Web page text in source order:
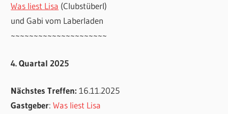
Was liest Lisa (Clubstüberl)
und Gabi vom Laberladen
~~~~~~~~~~~~~~~~~~~~~
4. Quartal 2025
Nächstes Treffen:16.11.2025
Gastgeber:Was liest Lisa